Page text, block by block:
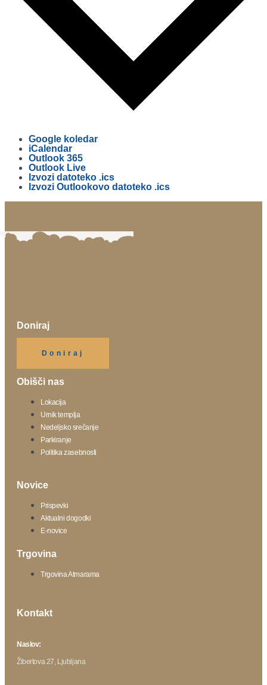
Google koledar
iCalendar
Outlook 365
Outlook Live
Izvozi datoteko .ics
Izvozi Outlookovo datoteko .ics
Doniraj
Doniraj
Obišči nas
Lokacija
Urnik templja
Nedeljsko srečanje
Parkiranje
Politika zasebnosti
Novice
Prispevki
Aktualni dogodki
E-novice
Trgovina
Trgovina Atmarama
Kontakt
Naslov:
Žibertova 27, Ljubljana